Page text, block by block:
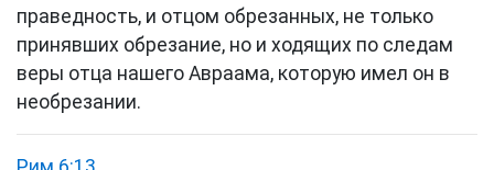
праведность, и отцом обрезанных, не только
принявших обрезание, но и ходящих по следам
веры отца нашего Авраама, которую имел он в
необрезании.